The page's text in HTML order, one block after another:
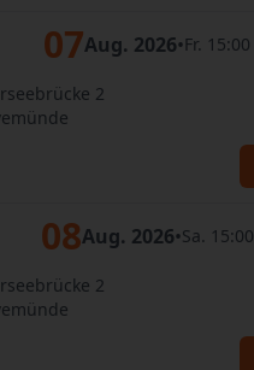
07Aug. 2026•Fr. 15:00
2
08Aug. 2026•Sa. 15:00
2